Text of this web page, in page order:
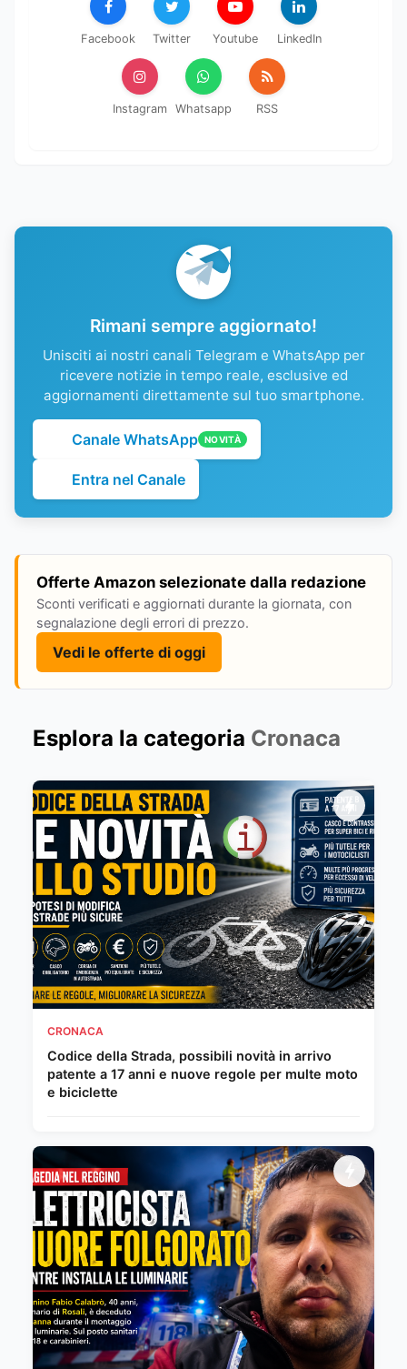
Facebook Twitter Youtube LinkedIn
Instagram Whatsapp RSS
Rimani sempre aggiornato!
Unisciti ai nostri canali Telegram e WhatsApp per
ricevere notizie in tempo reale, esclusive ed
aggiornamenti direttamente sul tuo smartphone.
Canale WhatsApp NOVITÀ
Entra nel Canale
Offerte Amazon selezionate dalla redazione
Sconti verificati e aggiornati durante la giornata, con
segnalazione degli errori di prezzo.
Vedi le offerte di oggi
Esplora la categoria Cronaca
CRONACA
Codice della Strada, possibili novità in arrivo
patente a 17 anni e nuove regole per multe moto
e biciclette